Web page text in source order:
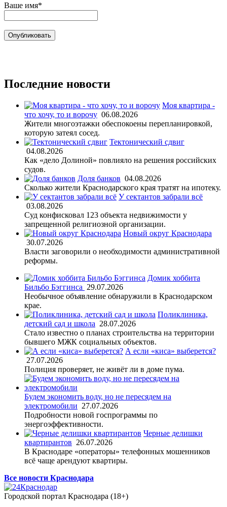
Ваше имя*
Последние новости
Моя квартира -
что хочу, то и ворочу 06.08.2026
Жители многоэтажки обеспокоены перепланировкой,
которую затеял сосед.
Тектонический сдвиг
04.08.2026
Как «дело Долиной» повлияло на решения российских
судов.
Доля банков 04.08.2026
Сколько жители Краснодарского края тратят на ипотеку.
У сектантов забрали всё
03.08.2026
Суд конфисковал 123 объекта недвижимости у
запрещенной религиозной организации.
Новый округ Краснодара
30.07.2026
Власти заговорили о необходимости административной
реформы.
Домик хоббита
Бильбо Бэггинса 29.07.2026
Необычное объявление обнаружили в Краснодарском
крае.
Поликлиника,
детский сад и школа 28.07.2026
Стало известно о планах строительства на территории
бывшего МЖК социальных объектов.
А если «киса» выберется?
27.07.2026
Полиция проверяет, не живёт ли в доме пума.
Будем экономить воду, но не пересядем на
электромобили 27.07.2026
Подробности новой госпрограммы по
энергоэффективности.
Черные делишки
квартирантов 26.07.2026
В Краснодаре «операторы» телефонных мошенников
всё чаще арендуют квартиры.
Все новости Краснодара
Городской портал Краснодара (18+)